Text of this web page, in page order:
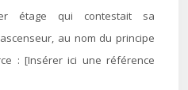
étage qui contestait sa
au nom du principe
: [Insérer ici une référence